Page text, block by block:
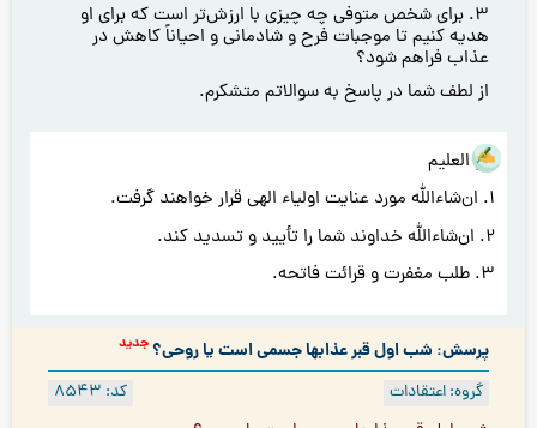
3. براى شخص متوفى چه چيزى با ارزش‌تر است که برای او
هديه کنیم تا موجبات فرح و شادمانی و احیاناً کاهش در
عذاب فراهم شود؟
از لطف شما در پاسخ به سوالاتم متشكرم.
هو العلیم
1. ان‌شاءالله مورد عنایت اولیاء الهی قرار خواهند گرفت.
2. ان‌شاءالله خداوند شما را تأیید و تسدید کند.
3. طلب مغفرت و قرائت فاتحه.
پرسش: شب اول قبر عذابها جسمى است يا روحى؟جدید
کد: 8543 گروه: اعتقادات